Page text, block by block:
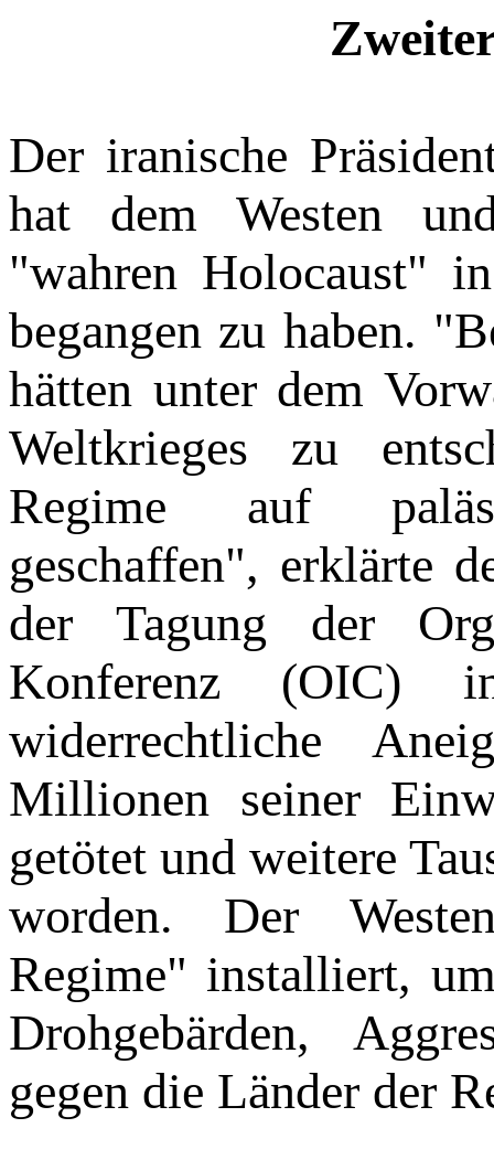
Der iranische
hat dem Westen
"wahren Holocaust"
begangen zu haben.
hätten unter dem
Weltkrieges zu
Regime auf
geschaffen", erklärte
der Tagung der
Konferenz (OIC)
widerrechtliche
Millionen seiner
getötet und weitere
worden. Der
Regime" installiert,
Drohgebärden,
gegen die Länder der